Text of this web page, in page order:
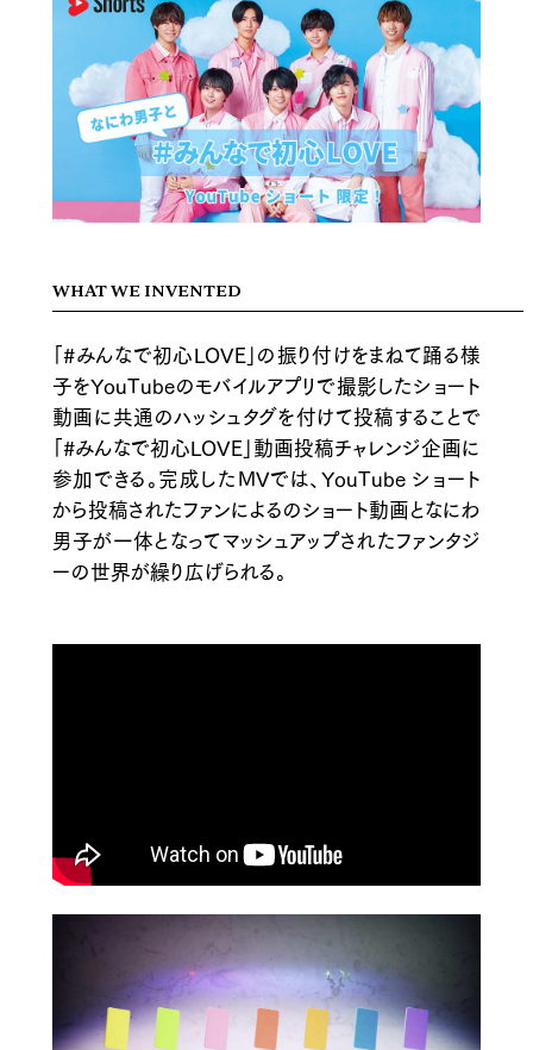
WHAT WE INVENTED
「#みんなで初心LOVE」の振り付けをまねて踊る様
子をYouTubeのモバイルアプリで撮影したショート
動画に共通のハッシュタグを付けて投稿することで
「#みんなで初心LOVE」動画投稿チャレンジ企画に
参加できる。完成したMVでは、YouTube ショート
から投稿されたファンによるのショート動画となにわ
男子が一体となってマッシュアップされたファンタジ
ーの世界が繰り広げられる。